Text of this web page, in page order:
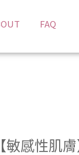
FAQ
敏感性肌